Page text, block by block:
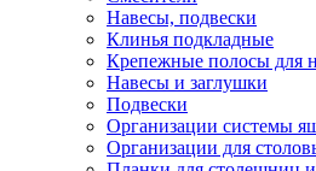
Навесы, подвески
Клинья подкладные
Крепежные полосы для
Навесы и заглушки
Подвески
Организации системы
Организации для